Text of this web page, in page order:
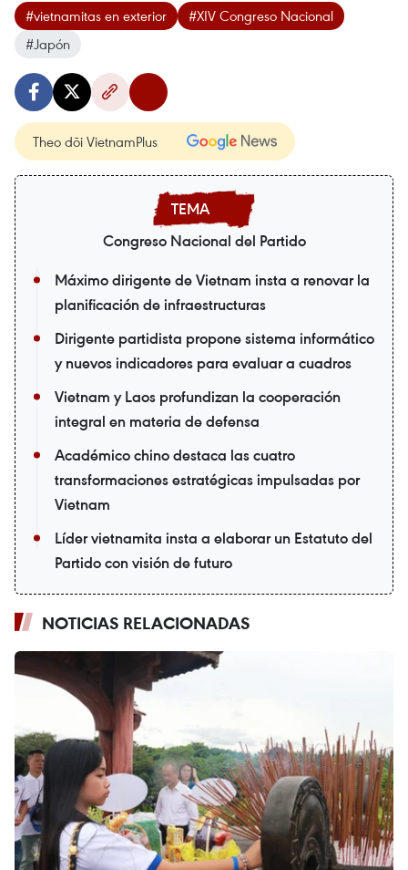
#vietnamitas en exterior
#XIV Congreso Nacional
#Japón
Theo dõi VietnamPlus
Congreso Nacional del Partido
Máximo dirigente de Vietnam insta a renovar la
planificación de infraestructuras
Dirigente partidista propone sistema informático
y nuevos indicadores para evaluar a cuadros
Vietnam y Laos profundizan la cooperación
integral en materia de defensa
Académico chino destaca las cuatro
transformaciones estratégicas impulsadas por
Vietnam
Líder vietnamita insta a elaborar un Estatuto del
Partido con visión de futuro
NOTICIAS RELACIONADAS